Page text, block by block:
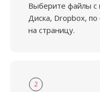
Выберите файлы с
Диска, Dropbox,
на страницу.
2